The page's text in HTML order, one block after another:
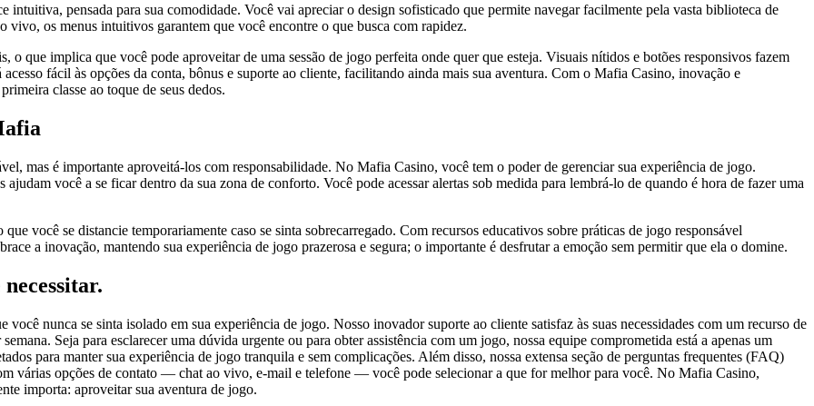
pensada para sua comodidade. Você vai apreciar o design sofisticado que permite navegar facilmente pela vasta biblioteca de
vivo, os menus intuitivos garantem que você encontre o que busca com rapidez.
o que implica que você pode aproveitar de uma sessão de jogo perfeita onde quer que esteja. Visuais nítidos e botões responsivos fazem
fácil às opções da conta, bônus e suporte ao cliente, facilitando ainda mais sua aventura. Com o Mafia Casino, inovação e
classe ao toque de seus dedos.
mas é importante aproveitá-los com responsabilidade. No Mafia Casino, você tem o poder de gerenciar sua experiência de jogo.
você a se ficar dentro da sua zona de conforto. Você pode acessar alertas sob medida para lembrá-lo de quando é hora de fazer uma
você se distancie temporariamente caso se sinta sobrecarregado. Com recursos educativos sobre práticas de jogo responsável
a inovação, mantendo sua experiência de jogo prazerosa e segura; o importante é desfrutar a emoção sem permitir que ela o domine.
nunca se sinta isolado em sua experiência de jogo. Nosso inovador suporte ao cliente satisfaz às suas necessidades com um recurso de
Seja para esclarecer uma dúvida urgente ou para obter assistência com um jogo, nossa equipe comprometida está a apenas um
para manter sua experiência de jogo tranquila e sem complicações. Além disso, nossa extensa seção de perguntas frequentes (FAQ)
várias opções de contato — chat ao vivo, e-mail e telefone — você pode selecionar a que for melhor para você. No Mafia Casino,
importa: aproveitar sua aventura de jogo.